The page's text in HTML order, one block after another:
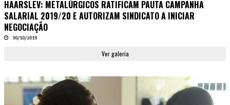
HAARSLEV: METALÚRGICOS RATIFICAM PAUTA CAMPANHA
SALARIAL 2019/20 E AUTORIZAM SINDICATO A INICIAR
NEGOCIAÇÃO
30/10/2019
Ver galeria